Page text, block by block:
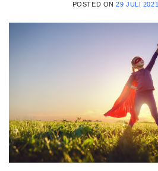
POSTED ON29 JULI 2021